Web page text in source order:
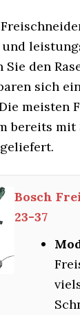
Sie den
sich
meisten
bereits
Bosch
23-37